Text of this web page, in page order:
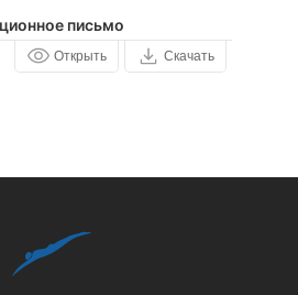
письмо
Открыть Скачать